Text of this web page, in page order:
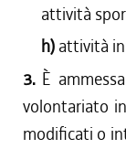
attività
h) attività
3. È
volontariato
modificati o